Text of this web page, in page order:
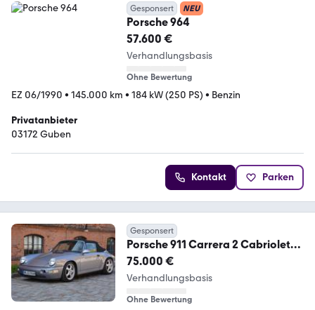
Gesponsert NEU
Porsche 964
57.600 €
Verhandlungsbasis
Ohne Bewertung
EZ 06/1990 • 145.000 km • 184 kW (250 PS) • Benzin
Privatanbieter
03172 Guben
Kontakt Parken
Gesponsert
Porsche 911 Carrera 2 Cabriolet
964 Diamantblau
75.000 €
Verhandlungsbasis
Ohne Bewertung